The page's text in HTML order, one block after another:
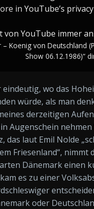
Deutschland
Pop-
Show
06.12.1986)“
YouTube
anzeigen
in YouTube’s
von YouTube immer
– Koenig von Deutschland
Show 06.12.1986)“
eindeutig, wo das
würde, als man
derzeitigen
Augenschein
das laut Emil Nolde
Friesenland“, nimmt
Dänemark einen
es zu einer
oder